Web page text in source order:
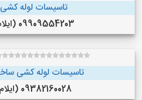
تاسیسات لوله کشی
09909554203 (ایلام)
تاسیسات لوله کشی
09382160028 (ایلام)